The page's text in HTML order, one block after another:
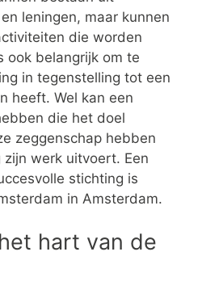
leningen, maar kunnen
die worden
ook belangrijk om te
in tegenstelling tot een
heeft. Wel kan een
die het doel
zeggenschap hebben
werk uitvoert. Een
stichting is
in Amsterdam.
hart van de